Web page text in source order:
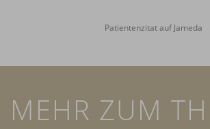
Patientenzitat auf Jameda
MEHR ZUM